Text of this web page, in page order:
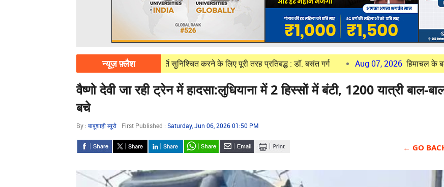
न्यूज़ फ़्लैश
पावरकॉम निर्बाध बिजली आपूर्ति सुनिश्चित करने के लिए पूरी तरह प्रतिबद्ध : डॉ. बसंत गर्ग Aug 07, 2026 हिमाचल के बल्क ड्रग पार्क
वैष्णो देवी जा रही ट्रेन में हादसा:लुधियाना में 2 हिस्सों में बंटी, 1200 यात्री बाल-
बचे
By : बाबूशाही ब्यूरो First Published : Saturday, Jun 06, 2026 01:50 PM
← GO